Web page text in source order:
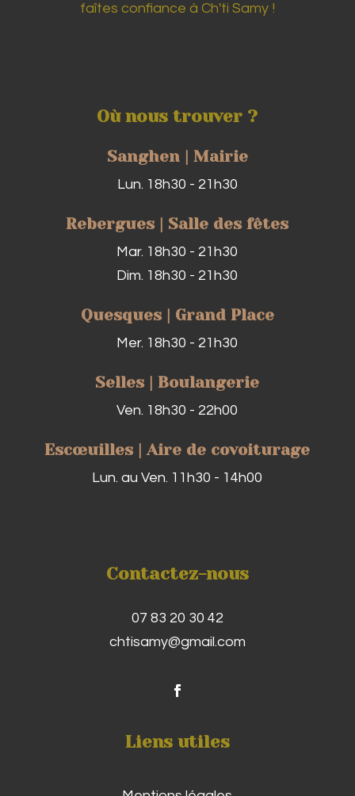
faîtes confiance à Ch'ti Samy !
Où nous trouver ?
Sanghen | Mairie
Lun. 18h30 - 21h30
Rebergues | Salle des fêtes
Mar. 18h30 - 21h30
Dim. 18h30 - 21h30
Quesques | Grand Place
Mer. 18h30 - 21h30
Selles | Boulangerie
Ven. 18h30 - 22h00
Escœuilles | Aire de covoiturage
Lun. au Ven. 11h30 - 14h00
Contactez-nous
07 83 20 30 42
chtisamy@gmail.com
Liens utiles